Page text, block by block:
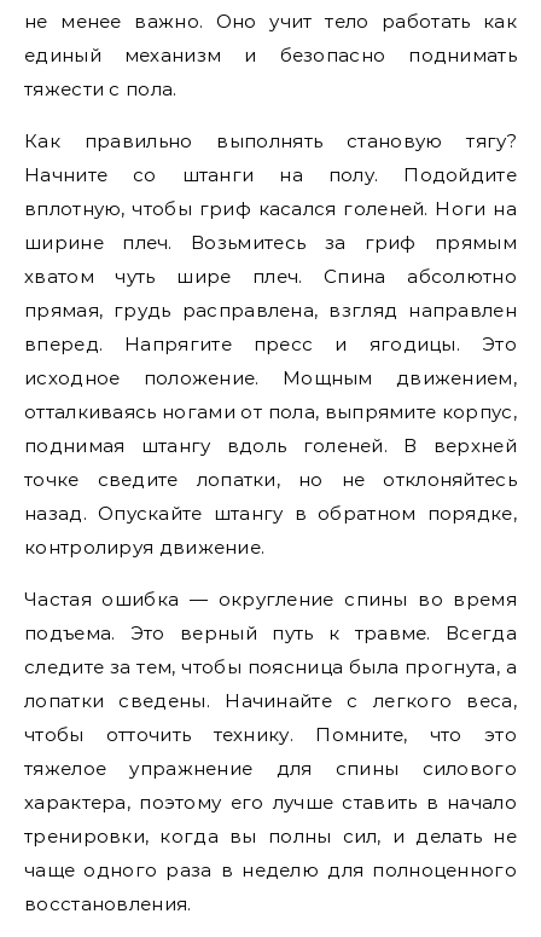
не менее важно. Оно учит тело работать как
единый механизм и безопасно поднимать
тяжести с пола.
Как правильно выполнять становую тягу?
Начните со штанги на полу. Подойдите
вплотную, чтобы гриф касался голеней. Ноги на
ширине плеч. Возьмитесь за гриф прямым
хватом чуть шире плеч. Спина абсолютно
прямая, грудь расправлена, взгляд направлен
вперед. Напрягите пресс и ягодицы. Это
исходное положение. Мощным движением,
отталкиваясь ногами от пола, выпрямите корпус,
поднимая штангу вдоль голеней. В верхней
точке сведите лопатки, но не отклоняйтесь
назад. Опускайте штангу в обратном порядке,
контролируя движение.
Частая ошибка — округление спины во время
подъема. Это верный путь к травме. Всегда
следите за тем, чтобы поясница была прогнута, а
лопатки сведены. Начинайте с легкого веса,
чтобы отточить технику. Помните, что это
тяжелое упражнение для спины силового
характера, поэтому его лучше ставить в начало
тренировки, когда вы полны сил, и делать не
чаще одного раза в неделю для полноценного
восстановления.